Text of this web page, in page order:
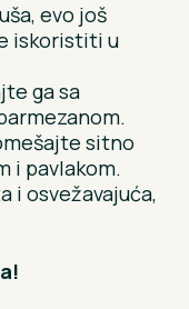
evo još
iskoristiti u
ga sa
sitno
i pavlakom.
i osvežavajuća,